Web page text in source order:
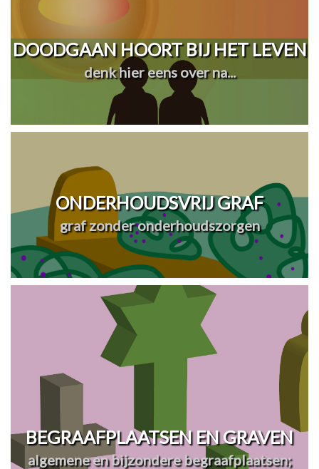
DOODGAAN HOORT BIJ HET LEVEN
denk hier eens over na...
ONDERHOUDSVRIJ GRAF
graf zonder onderhoudszorgen
BEGRAAFPLAATSEN EN GRAVEN
algemene en bijzondere begraafplaatsen;